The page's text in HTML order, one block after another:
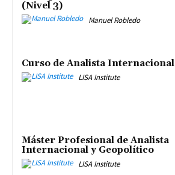
(Nivel 3)
Manuel Robledo
Curso de Analista Internacional
LISA Institute
Máster Profesional de Analista
Internacional y Geopolítico
LISA Institute